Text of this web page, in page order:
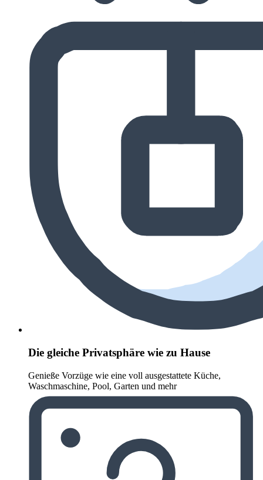
Die gleiche Privatsphäre wie zu Hause
Genieße Vorzüge wie eine voll ausgestattete Küche,
Waschmaschine, Pool, Garten und mehr